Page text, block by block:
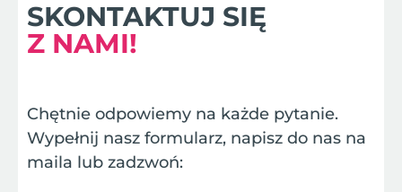
SKONTAKTUJ SIĘ
Z NAMI!
Chętnie odpowiemy na każde pytanie.
Wypełnij nasz formularz, napisz do nas na
maila lub zadzwoń: